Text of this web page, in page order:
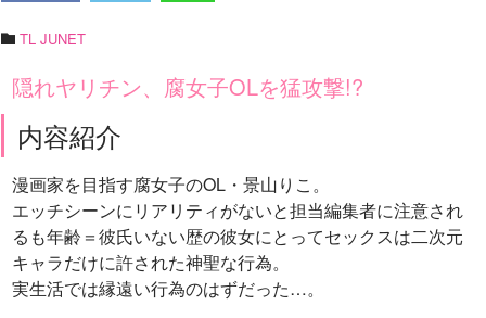
TL JUNET
隠れヤリチン、腐女子OLを猛攻撃!?
内容紹介
漫画家を目指す腐女子のOL・景山りこ。
エッチシーンにリアリティがないと担当編集者に注意され
るも年齢＝彼氏いない歴の彼女にとってセックスは二次元
キャラだけに許された神聖な行為。
実生活では縁遠い行為のはずだった…。